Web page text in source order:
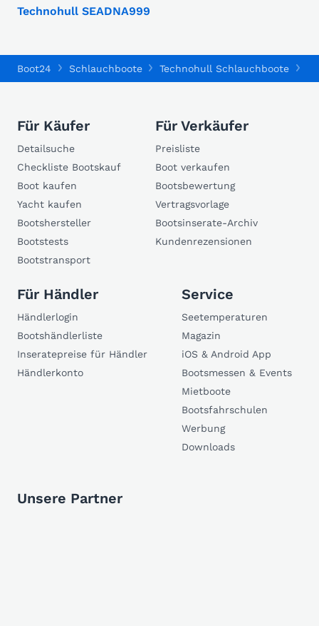
Technohull SEADNA999
Boot24 Schlauchboote Technohull Schlauchboote
Für Käufer
Detailsuche
Checkliste Bootskauf
Boot kaufen
Yacht kaufen
Bootshersteller
Bootstests
Bootstransport
Für Verkäufer
Preisliste
Boot verkaufen
Bootsbewertung
Vertragsvorlage
Bootsinserate-Archiv
Kundenrezensionen
Für Händler
Händlerlogin
Bootshändlerliste
Inseratepreise für Händler
Händlerkonto
Service
Seetemperaturen
Magazin
iOS & Android App
Bootsmessen & Events
Mietboote
Bootsfahrschulen
Werbung
Downloads
Unsere Partner